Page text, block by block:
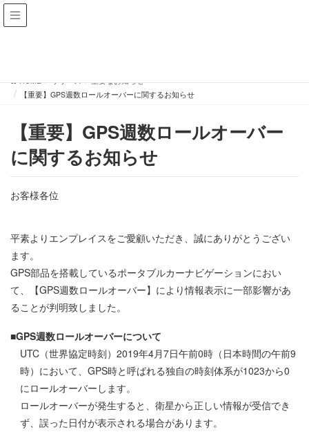
HOME リリース
重要なお知らせ
【重要】GPS週数ロールオーバーに関するお知らせ
【重要】GPS週数ロールオーバー
に関するお知らせ
お客様各位
平素よりエンプレイスをご愛顧いただき、誠にありがとうござい
ます。
GPS部品を搭載しているポータブルカーナビゲーションにおい
て、【GPS週数ロールオーバー】により情報表示に一部影響があ
ることが判明致しました。
■GPS週数ロールオーバーについて
UTC（世界協定時刻）2019年4月7日午前0時（日本時間の午前9
時）において、GPS時と呼ばれる独自の時刻体系が1023から0
にロールオーバーします。
ロールオーバーが発生すると、衛星から正しい情報が受信でき
ず、誤った日付が表示される場合があります。